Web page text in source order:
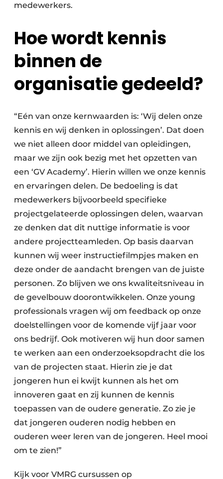
medewerkers.
Hoe wordt kennis
binnen de
organisatie gedeeld?
“Eén van onze kernwaarden is: ‘Wij delen onze
kennis en wij denken in oplossingen’. Dat doen
we niet alleen door middel van opleidingen,
maar we zijn ook bezig met het opzetten van
een ‘GV Academy’. Hierin willen we onze kennis
en ervaringen delen. De bedoeling is dat
medewerkers bijvoorbeeld specifieke
projectgelateerde oplossingen delen, waarvan
ze denken dat dit nuttige informatie is voor
andere projectteamleden. Op basis daarvan
kunnen wij weer instructiefilmpjes maken en
deze onder de aandacht brengen van de juiste
personen. Zo blijven we ons kwaliteitsniveau in
de gevelbouw doorontwikkelen. Onze young
professionals vragen wij om feedback op onze
doelstellingen voor de komende vijf jaar voor
ons bedrijf. Ook motiveren wij hun door samen
te werken aan een onderzoeksopdracht die los
van de projecten staat. Hierin zie je dat
jongeren hun ei kwijt kunnen als het om
innoveren gaat en zij kunnen de kennis
toepassen van de oudere generatie. Zo zie je
dat jongeren ouderen nodig hebben en
ouderen weer leren van de jongeren. Heel mooi
om te zien!”
Kijk voor VMRG cursussen op